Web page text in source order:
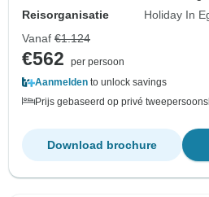
Reisorganisatie
Holiday In
Vanaf €1.124
€562
per persoon
Aanmelden to unlock savings
Prijs gebaseerd op privé
Download brochure